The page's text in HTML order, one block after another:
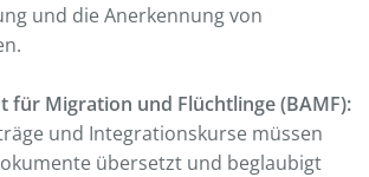
und die Anerkennung von
für Migration und Flüchtlinge (BAMF):
und Integrationskurse müssen
übersetzt und beglaubigt